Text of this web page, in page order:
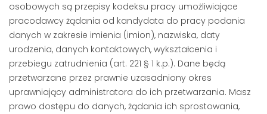
osobowych są przepisy kodeksu pracy umożliwiające
pracodawcy żądania od kandydata do pracy podania
danych w zakresie imienia (imion), nazwiska, daty
urodzenia, danych kontaktowych, wykształcenia i
przebiegu zatrudnienia (art. 221 § 1 k.p.). Dane będą
przetwarzane przez prawnie uzasadniony okres
uprawniający administratora do ich przetwarzania. Masz
prawo dostępu do danych, żądania ich sprostowania,